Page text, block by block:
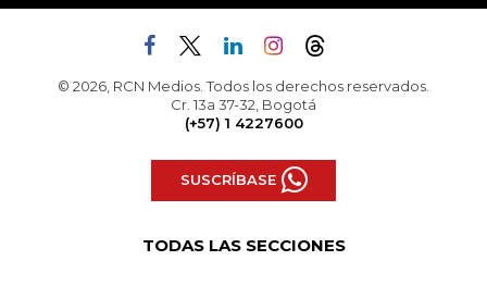
© 2026, RCN Medios. Todos los derechos reservados.
Cr. 13a 37-32, Bogotá
(+57) 1 4227600
SUSCRÍBASE
TODAS LAS SECCIONES